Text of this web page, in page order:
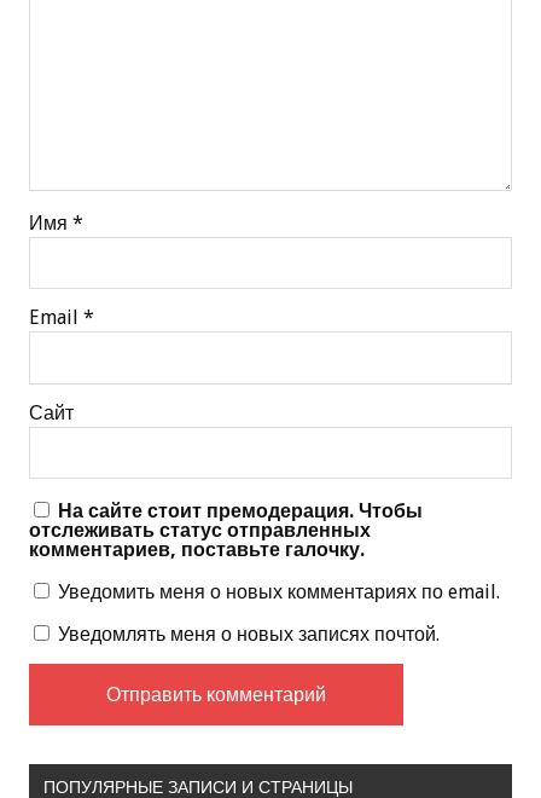
Имя *
Email *
Сайт
На сайте стоит премодерация. Чтобы
отслеживать статус отправленных
комментариев, поставьте галочку.
Уведомить меня о новых комментариях по email.
Уведомлять меня о новых записях почтой.
ПОПУЛЯРНЫЕ ЗАПИСИ И СТРАНИЦЫ